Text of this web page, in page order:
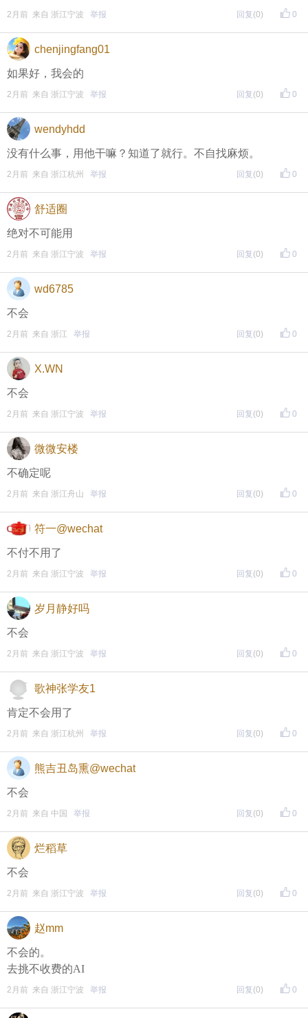
晚8点红包规则看这里
• 福利时间
每晚20:00准时开始！（红包领完截止）关注我，锁定
红包帖分享此帖至朋友圈或好友，有机会获得更多红
包。
• 参与方式
一、评论主题内容即可领取红包！
（必须在手机客户端参与哦！请注意下方参与方式
↓）
方式一：iOS已经上线，请大家在苹果手机APP Store页
面搜索下载
方式二 ：安卓系统已经上线，请大家在安卓应用市场
页面搜索下载
东方热线APP新版本功能具体可参见【
全新上线！这些新功能你了解吗？
】指南，点击链接打开，
即可查看https://bbs.cnool.net/10733168.html
未在规定时间内回复，视为无效
（重要的事情说三遍）
评论主题内容即可领取红包！
0
2月前 来自 浙江宁波 举报 回复 (0)
chenjingfang01
如果好，我会的
0
2月前 来自 浙江宁波 举报 回复 (0)
wendyhdd
没有什么事，用他干嘛？知道了就行。不自找麻烦。
0
2月前 来自 浙江杭州 举报 回复 (0)
舒适圈
绝对不可能用
0
2月前 来自 浙江宁波 举报 回复 (0)
wd6785
不会
0
2月前 来自 浙江 举报 回复 (0)
X.WN
不会
0
2月前 来自 浙江宁波 举报 回复 (0)
微微安楼
不确定呢
0
2月前 来自 浙江舟山 举报 回复 (0)
符一@wechat
不付不用了
0
2月前 来自 浙江宁波 举报 回复 (0)
岁月静好吗
不会
0
2月前 来自 浙江宁波 举报 回复 (0)
歌神张学友1
肯定不会用了
0
2月前 来自 浙江杭州 举报 回复 (0)
熊吉丑岛熏@wechat
不会
0
2月前 来自 中国 举报 回复 (0)
烂稻草
不会
0
2月前 来自 浙江宁波 举报 回复 (0)
赵mm
不会的。
去挑不收费的AI
0
2月前 来自 浙江宁波 举报 回复 (0)